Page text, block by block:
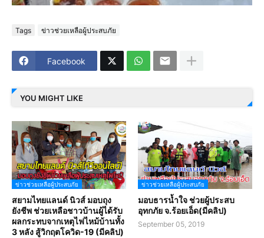
Tags ข่าวช่วยเหลือผู้ประสบภัย
Facebook
YOU MIGHT LIKE
ข่าวช่วยเหลือผู้ประสบภัย
สยามไทยแลนด์ นิวส์ มอบถุง
ยังชีพ ช่วยเหลือชาวบ้านผู้ได้รับ
ผลกระทบจากเหตุไฟไหม้บ้านทั้ง
3 หลัง สู้วิกฤตโควิด-19 (มีคลิป)
ข่าวช่วยเหลือผู้ประสบภัย
มอบธารน้ำใจ ช่วยผู้ประสบ
อุทกภัย จ.ร้อยเอ็ด(มีคลิป)
September 05, 2019